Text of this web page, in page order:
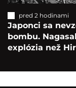
pred 2 hodinami
Japonci sa
bombu.
explózia než